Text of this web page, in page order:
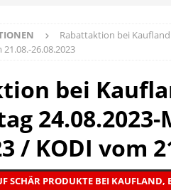
April 2026 ] Komplett glutenfreie
April 2026 ] Kinderbuch – Der
April 2026 ] Verpackungen bei
Mai 2026 ] Katha backt glutenfrei –
Rabattaktion bei
26.08.2023
bei
/ KODI vom
SCHÄR PRODUKTE BEI KAUFLAND,